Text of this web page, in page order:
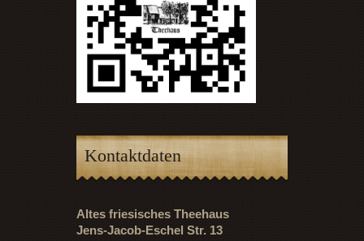
Kontaktdaten
Altes friesisches Theehaus
Jens-Jacob-Eschel Str. 13